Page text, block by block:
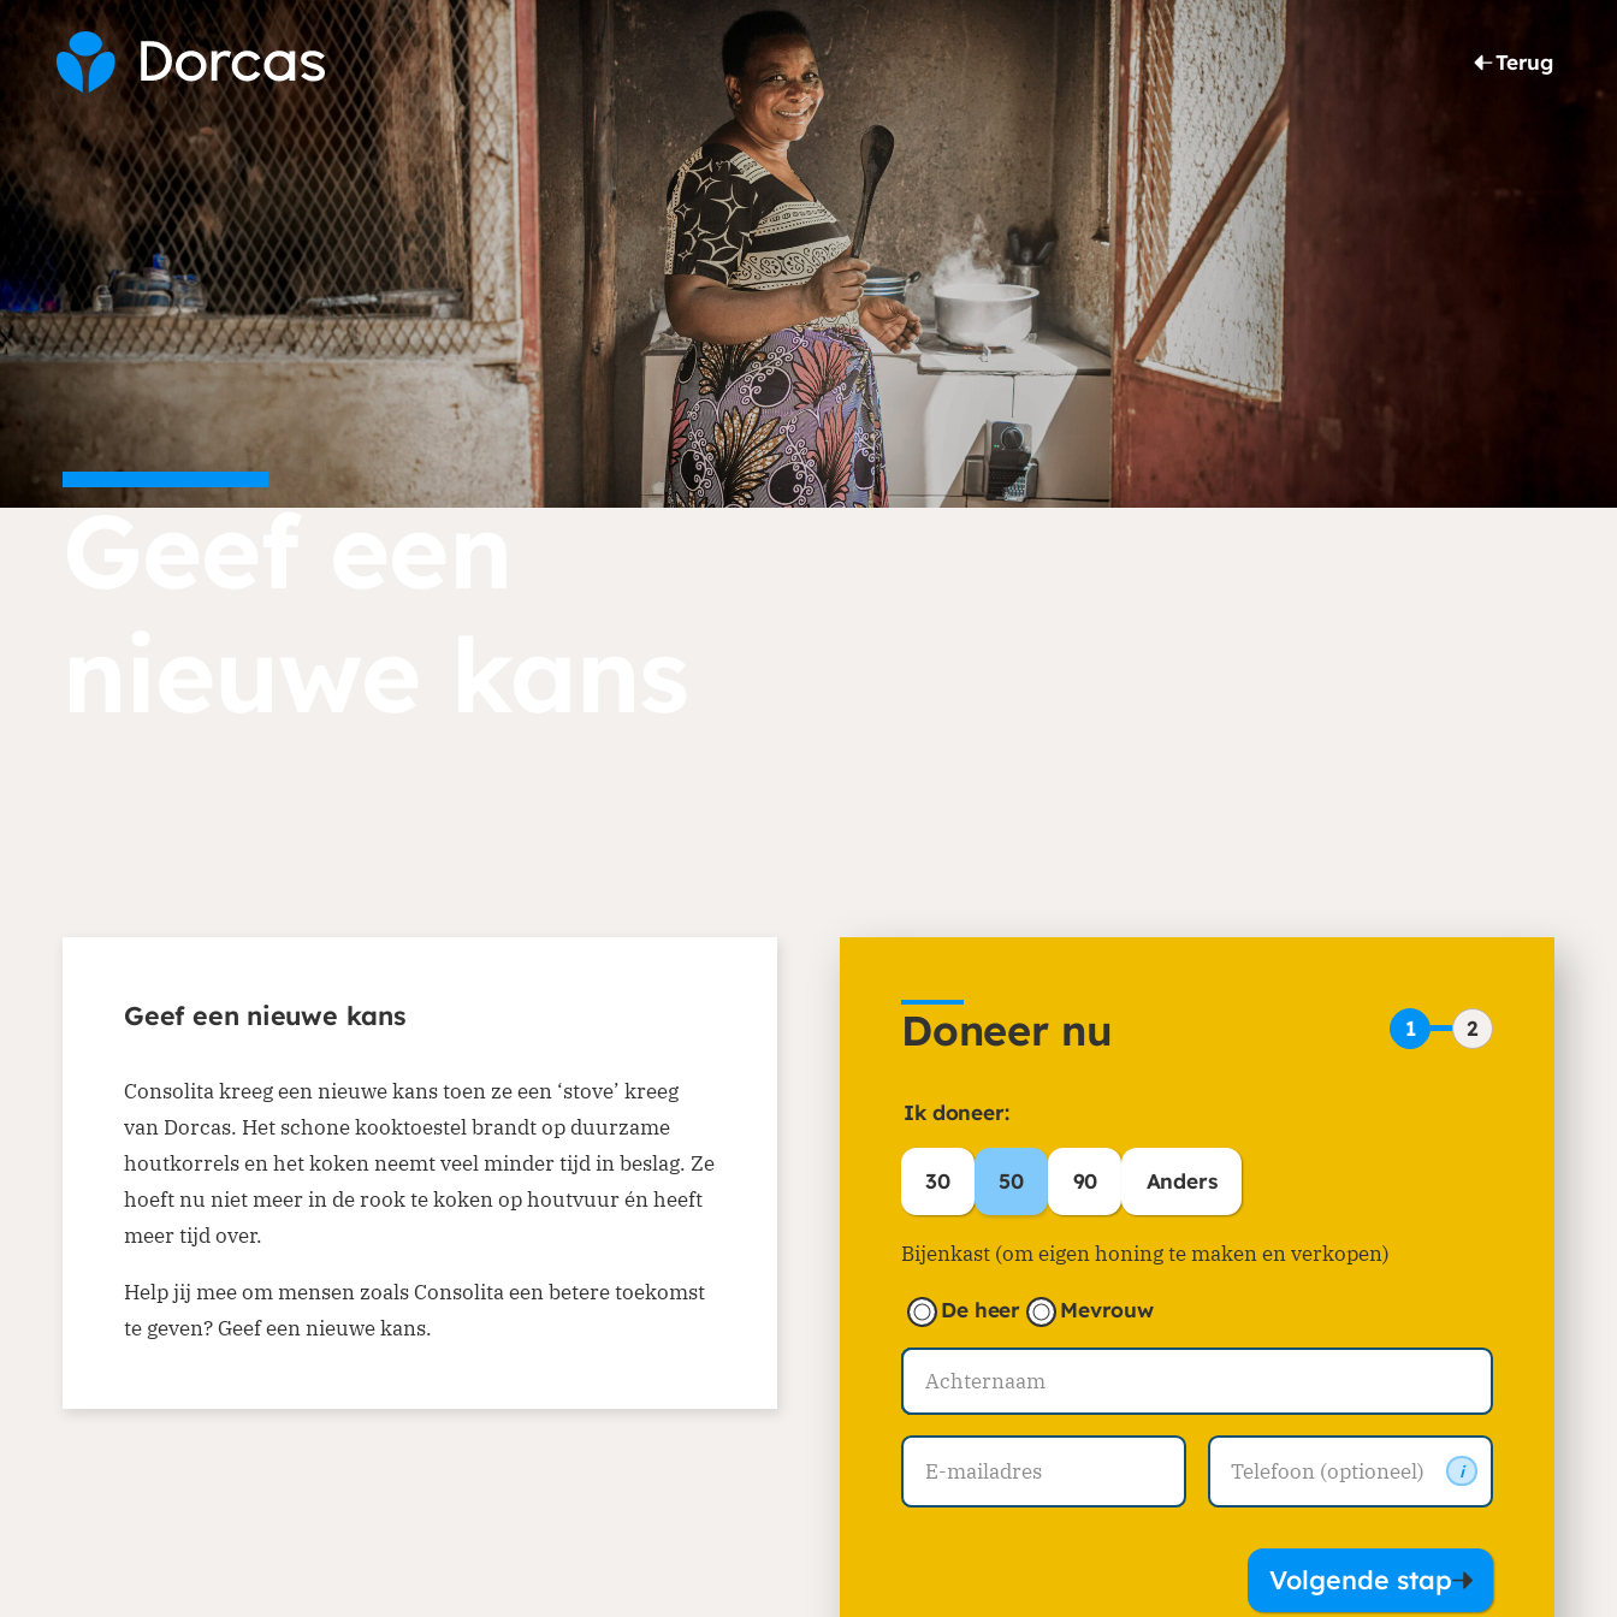
Terug
Geef een
Geef een nieuwe kans
Consolita kreeg een nieuwe kans toen ze een ‘stove’ kreeg
van Dorcas. Het schone kooktoestel brandt op duurzame
houtkorrels en het koken neemt veel minder tijd in beslag. Ze
hoeft nu niet meer in de rook te koken op houtvuur én heeft
meer tijd over.
Help jij mee om mensen zoals Consolita een betere toekomst
te geven? Geef een nieuwe kans.
Doneer nu 1 2
Ik doneer:
30 50 90 Anders
Bijenkast (om eigen honing te maken en verkopen)
De heer Mevrouw
i
Volgende stap